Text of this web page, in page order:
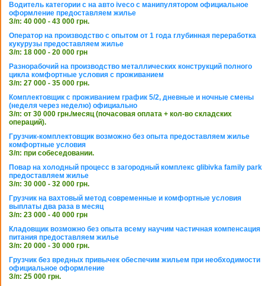
Водитель категории с на авто iveco с манипулятором официальное
оформление предоставляем жилье
З/п: 40 000 - 43 000 грн.
Оператор на производство с опытом от 1 года глубинная переработка
кукурузы предоставляем жилье
З/п: 18 000 - 20 000 грн
Разнорабочий на производство металлических конструкций полного
цикла комфортные условия с проживанием
З/п: 27 000 - 35 000 грн.
Комплектовщик с проживанием график 5/2, дневные и ночные смены
(неделя через неделю) официально
З/п: от 30 000 грн./месяц (почасовая оплата + кол-во складских
операций).
Грузчик-комплектовщик возможно без опыта предоставляем жилье
комфортные условия
З/п: при собеседовании.
Повар на холодный процесс в загородный комплекс glibivka family park
предоставляем жилье
З/п: 30 000 - 32 000 грн.
Грузчик на вахтовый метод современные и комфортные условия
выплаты два раза в месяц
З/п: 23 000 - 40 000 грн
Кладовщик возможно без опыта всему научим частичная компенсация
питания предоставляем жилье
З/п: 20 000 - 30 000 грн.
Грузчик без вредных привычек обеспечим жильем при необходимости
официальное оформление
З/п: 25 000 грн.